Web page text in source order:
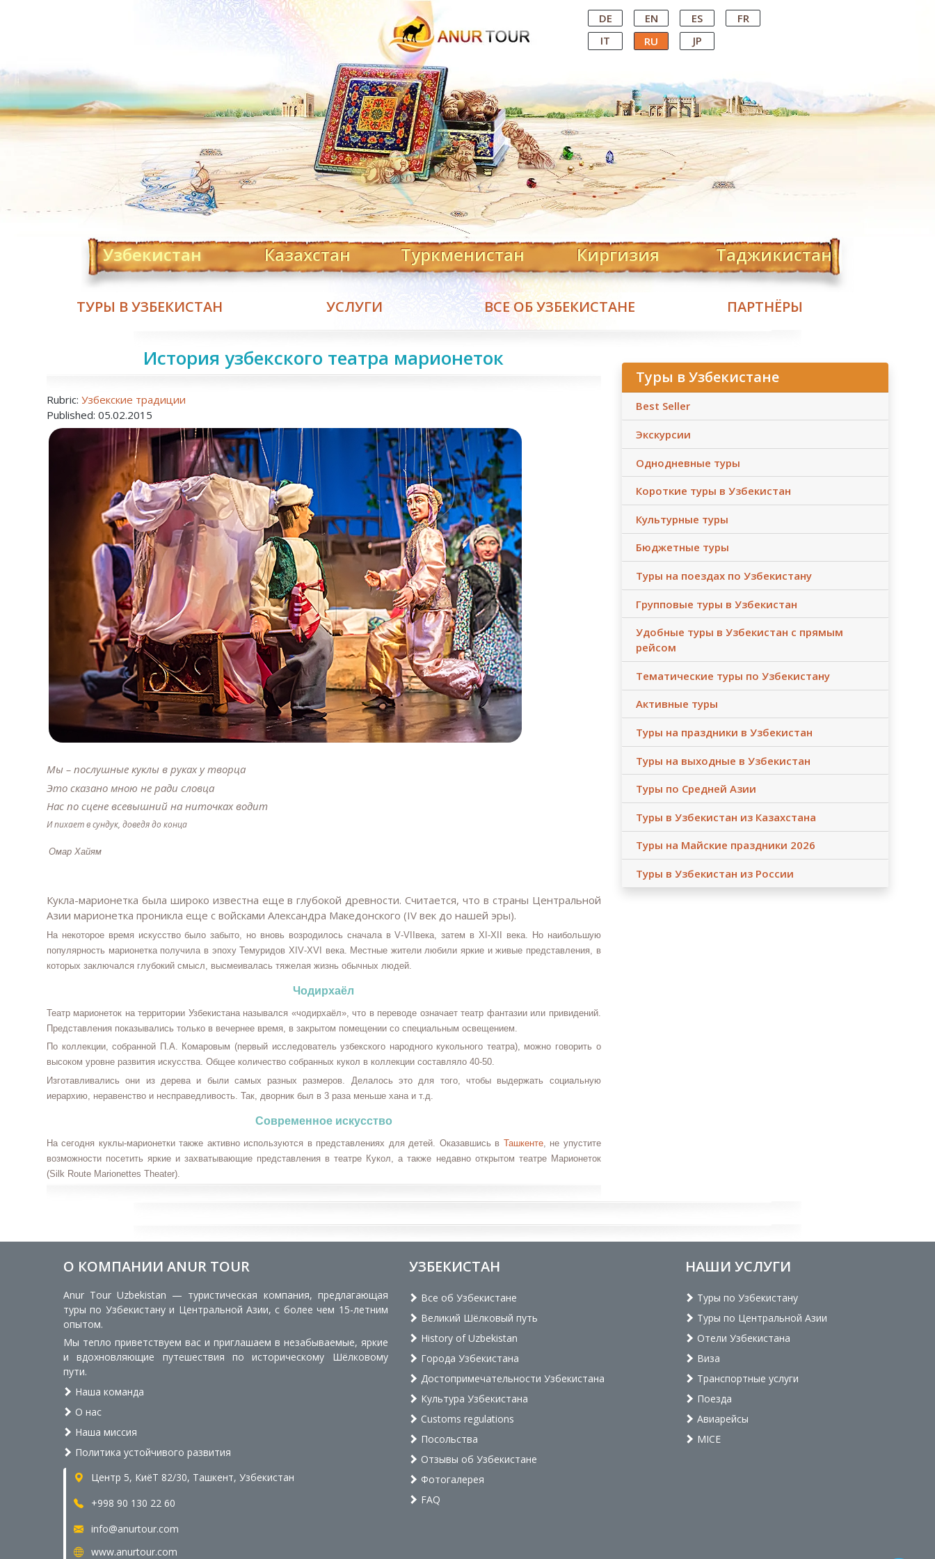
Central Asian Tour Operator DE EN ES
FR
IT
RU JP
Узбекистан Казахстан Туркменистан Киргизия Таджикистан
ТУРЫ В УЗБЕКИСТАН УСЛУГИ ВСЕ ОБ УЗБЕКИСТАНЕ ПАРТНЁРЫ
История узбекского театра марионеток
Rubric: Узбекские традиции
Published: 05.02.2015
Мы – послушные куклы в руках у творца
Это сказано мною не ради словца
Нас по сцене всевышний на ниточках водит
И пихает в сундук, доведя до конца
Омар Хайям
Кукла-марионетка была широко известна еще в глубокой древности. Считается, что в страны Центральной
Азии марионетка проникла еще с войсками Александра Македонского (IV век до нашей эры).
На некоторое время искусство было забыто, но вновь возродилось сначала вV-VII века, затем в XI-XII
века. Но наибольшую
популярность марионетка получила в эпоху Темуридов XIV-XVI
века. Местные жители любили яркие и живые представления, в
которых заключался глубокий смысл, высмеивалась тяжелая жизнь обычных людей.
Чодирхаёл
Театр марионеток на территории Узбекистана назывался «чодирхаёл», что в переводе означает театр фантазии или привидений.
Представления показывались только в вечернее время, в закрытом помещении со специальным освещением.
По коллекции, собранной П.А. Комаровым (первый исследователь узбекского народного кукольного театра), можно говорить о
высоком уровне развития искусства. Общее количество собранных кукол в коллекции составляло 40-50.
Изготавливались они из дерева и были самых разных размеров. Делалось это для того, чтобы выдержать социальную
иерархию, неравенство и несправедливость. Так, дворник был в 3 раза меньше хана и т.д.
Современное искусство
На сегодня куклы-марионетки также активно используются в представлениях для детей. Оказавшись в Ташкенте, не упустите
возможности посетить яркие и захватывающие представления в театре Кукол, а также недавно открытом театре Марионеток
(Silk Route Marionettes Theater).
Туры в Узбекистане
Best Seller
Экскурсии
Однодневные туры
Короткие туры в Узбекистан
Культурные туры
Бюджетные туры
Туры на поездах по Узбекистану
Групповые туры в Узбекистан
Удобные туры в Узбекистан с прямым
рейсом
Тематические туры по Узбекистану
Активные туры
Туры на праздники в Узбекистан
Туры на выходные в Узбекистан
Туры по Средней Азии
Туры в Узбекистан из Казахстана
Туры на Майские праздники 2026
Туры в Узбекистан из России
О КОМПАНИИ ANUR TOUR
Anur Tour Uzbekistan — туристическая компания, предлагающая
туры по Узбекистану и Центральной Азии, с более чем 15-летним
опытом.
Мы тепло приветствуем вас и приглашаем в незабываемые, яркие
и вдохновляющие путешествия по историческому Шёлковому
пути.
Наша команда
О нас
Наша миссия
Политика устойчивого развития
Центр 5, КиёТ 82/30, Ташкент, Узбекистан
+998 90 130 22 60
info@anurtour.com
www.anurtour.com
УЗБЕКИСТАН
Все об Узбекистане
Великий Шёлковый путь
History of Uzbekistan
Города Узбекистана
Достопримечательности Узбекистана
Культура Узбекистана
Customs regulations
Посольства
Отзывы об Узбекистане
Фотогалерея
FAQ
НАШИ УСЛУГИ
Туры по Узбекистану
Туры по Центральной Азии
Отели Узбекистана
Виза
Транспортные услуги
Поезда
Авиарейсы
MICE